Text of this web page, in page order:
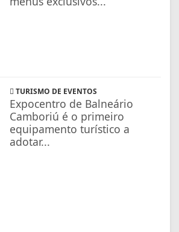
TURISMO DE EVENTOS
Expocentro de Balneário
Camboriú é o primeiro
equipamento turístico a
adotar...